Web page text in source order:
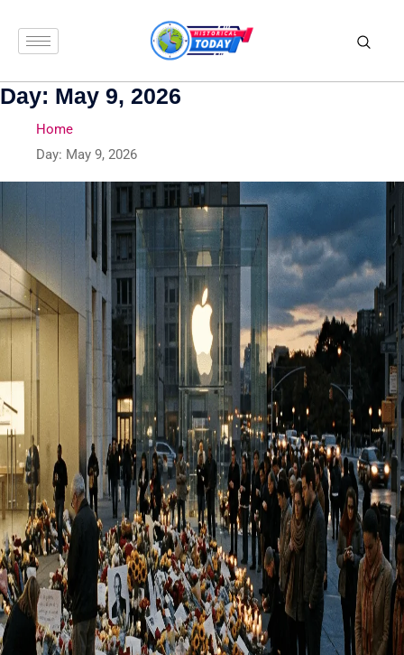
Day: May 9, 2026
Home
Day: May 9, 2026